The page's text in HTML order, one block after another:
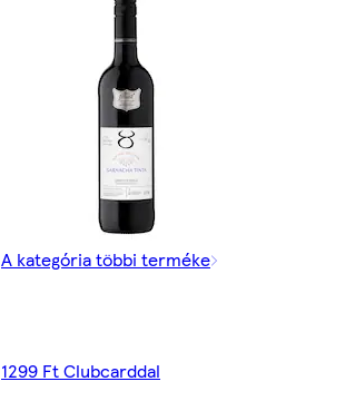
A kategória többi terméke
1299 Ft Clubcarddal